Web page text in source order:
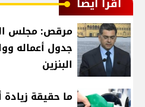
مرقص: مجلس
جدول أعماله
البنزين
ما حقيقة زيادة